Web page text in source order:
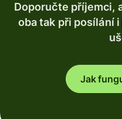
Doporučte příjemci,
oba tak při posílání
Jak